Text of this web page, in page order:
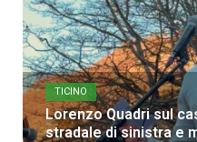
TICINO
Lorenzo Quadri sul
stradale di sinistra e